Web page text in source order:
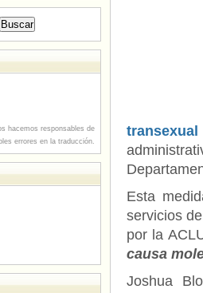
Esta
servicios
por la
causa
Joshua
hacemos responsables de
errores en la traducción.